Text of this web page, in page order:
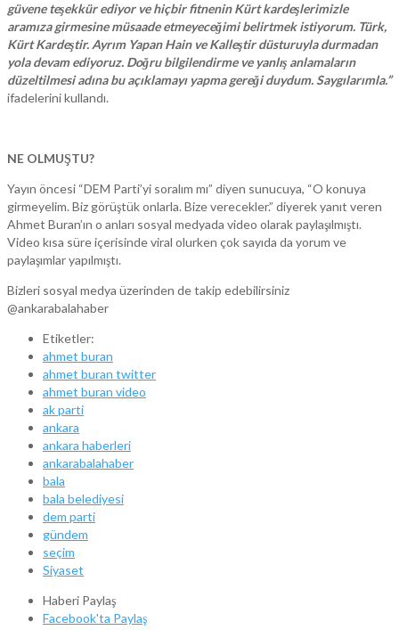
güvene teşekkür ediyor ve hiçbir fitnenin Kürt kardeşlerimizle
aramıza girmesine müsaade etmeyeceğimi belirtmek istiyorum. Türk,
Kürt Kardeştir. Ayrım Yapan Hain ve Kalleştir düsturuyla durmadan
yola devam ediyoruz. Doğru bilgilendirme ve yanlış anlamaların
düzeltilmesi adına bu açıklamayı yapma gereği duydum. Saygılarımla.”
ifadelerini kullandı.
NE OLMUŞTU?
Yayın öncesi “DEM Parti’yi soralım mı” diyen sunucuya, “O konuya
girmeyelim. Biz görüştük onlarla. Bize verecekler.” diyerek yanıt veren
Ahmet Buran’ın o anları sosyal medyada video olarak paylaşılmıştı.
Video kısa süre içerisinde viral olurken çok sayıda da yorum ve
paylaşımlar yapılmıştı.
Bizleri sosyal medya üzerinden de takip edebilirsiniz
@ankarabalahaber
Etiketler:
ahmet buran
ahmet buran twitter
ahmet buran video
ak parti
ankara
ankara haberleri
ankarabalahaber
bala
bala belediyesi
dem parti
gündem
seçim
Siyaset
Haberi Paylaş
Facebook'ta Paylaş